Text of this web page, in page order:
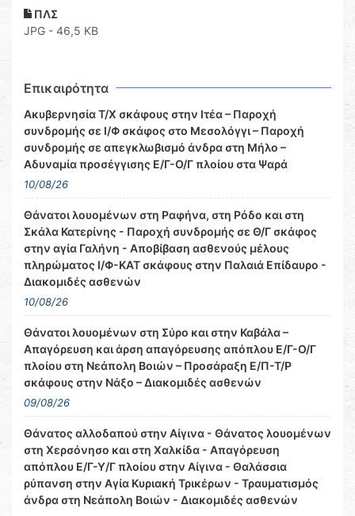
ΠΛΣ
JPG - 46,5 KB
Επικαιρότητα
Ακυβερνησία Τ/Χ σκάφους στην Ιτέα – Παροχή
συνδρομής σε Ι/Φ σκάφος στο Μεσολόγγι – Παροχή
συνδρομής σε απεγκλωβισμό άνδρα στη Μήλο –
Αδυναμία προσέγγισης Ε/Γ-Ο/Γ πλοίου στα Ψαρά
10/08/26
Θάνατοι λουομένων στη Ραφήνα, στη Ρόδο και στη
Σκάλα Κατερίνης - Παροχή συνδρομής σε Θ/Γ σκάφος
στην αγία Γαλήνη - Αποβίβαση ασθενούς μέλους
πληρώματος Ι/Φ-ΚΑΤ σκάφους στην Παλαιά Επίδαυρο -
Διακομιδές ασθενών
10/08/26
Θάνατοι λουομένων στη Σύρο και στην Καβάλα –
Απαγόρευση και άρση απαγόρευσης απόπλου Ε/Γ-Ο/Γ
πλοίου στη Νεάπολη Βοιών – Προσάραξη Ε/Π-Τ/Ρ
σκάφους στην Νάξο – Διακομιδές ασθενών
09/08/26
Θάνατος αλλοδαπού στην Αίγινα - Θάνατος λουομένων
στη Χερσόνησο και στη Χαλκίδα - Απαγόρευση
απόπλου Ε/Γ-Υ/Γ πλοίου στην Αίγινα - Θαλάσσια
ρύπανση στην Αγία Κυριακή Τρικέρων - Τραυματισμός
άνδρα στη Νεάπολη Βοιών - Διακομιδές ασθενών